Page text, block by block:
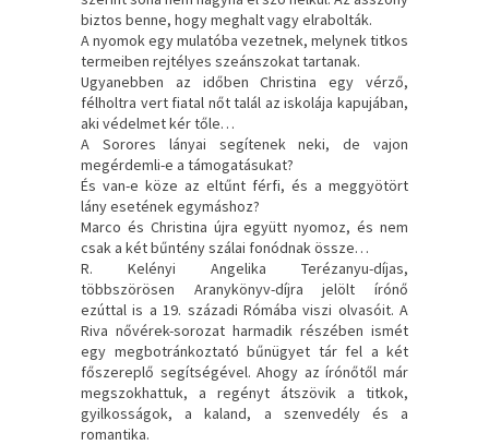
biztos benne, hogy meghalt vagy elrabolták.
A nyomok egy mulatóba vezetnek, melynek titkos
termeiben rejtélyes szeánszokat tartanak.
Ugyanebben az időben Christina egy vérző,
félholtra vert fiatal nőt talál az iskolája kapujában,
aki védelmet kér tőle…
A Sorores lányai segítenek neki, de vajon
megérdemli-e a támogatásukat?
És van-e köze az eltűnt férfi, és a meggyötört
lány esetének egymáshoz?
Marco és Christina újra együtt nyomoz, és nem
csak a két bűntény szálai fonódnak össze…
R. Kelényi Angelika Terézanyu-díjas,
többszörösen Aranykönyv-díjra jelölt írónő
ezúttal is a 19. századi Rómába viszi olvasóit. A
Riva nővérek-sorozat harmadik részében ismét
egy megbotránkoztató bűnügyet tár fel a két
főszereplő segítségével. Ahogy az írónőtől már
megszokhattuk, a regényt átszövik a titkok,
gyilkosságok, a kaland, a szenvedély és a
romantika.